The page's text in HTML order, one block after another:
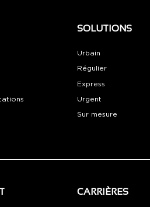
SOLUTIONS
Urbain
Régulier
Express
Urgent
Sur mesure
CARRIÈRES